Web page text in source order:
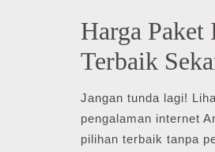
Harga
Terbaik
Jangan tunda lagi!
pengalaman internet
pilihan terbaik tanpa